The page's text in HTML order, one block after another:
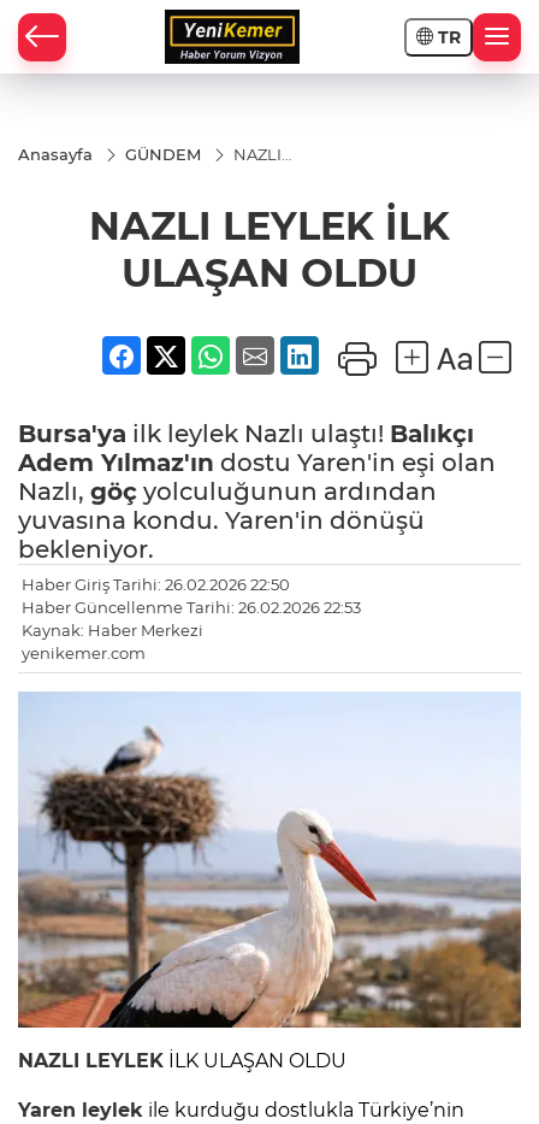
TR
Anasayfa GÜNDEM
NAZLI
ULAŞAN
OLDU
NAZLI LEYLEK İLK
ULAŞAN OLDU
Bursa'ya ilk leylek Nazlı ulaştı! Balıkçı
Adem Yılmaz'ın dostu Yaren'in eşi olan
Nazlı, göç yolculuğunun ardından
yuvasına kondu. Yaren'in dönüşü
bekleniyor.
Haber Giriş Tarihi: 26.02.2026 22:50
Haber Güncellenme Tarihi: 26.02.2026 22:53
Kaynak: Haber Merkezi
yenikemer.com
NAZLI LEYLEK İLK ULAŞAN OLDU
Yaren leylek ile kurduğu dostlukla Türkiye’nin